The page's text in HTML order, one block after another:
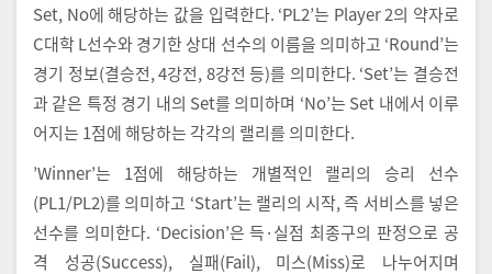
Set, No에 해당하는 값을 입력한다. ‘PL2’는 Player 2의 약자로
C대학 L선수와 경기한 상대 선수의 이름을 의미하고 ‘Round’는
경기 정보(결승전, 4강전, 8강전 등)를 의미한다. ‘Set’는 결승전
과 같은 특정 경기 내의 Set를 의미하며 ‘No’는 Set 내에서 이루
어지는 1점에 해당하는 각각의 랠리를 의미한다.
’Winner’는 1점에 해당하는 개별적인 랠리의 승리 선수
(PL1/PL2)를 의미하고 ‘Start’는 랠리의 시작, 즉 서비스를 넣은
선수를 의미한다. ‘Decision’은 득·실점 최종구의 판정으로 공
격 성공(Success), 실패(Fail), 미스(Miss)로 나누어지며